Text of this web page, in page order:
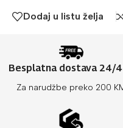
Dodaj u listu želja
Besplatna dostava 24/
Za narudžbe preko 200